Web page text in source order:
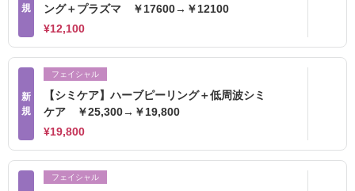
規
ング＋プラズマ ￥17600→￥12100
¥12,100
新
規
フェイシャル
【シミケア】ハーブピーリング＋低周波シミ
ケア ￥25,300→￥19,800
¥19,800
フェイシャル